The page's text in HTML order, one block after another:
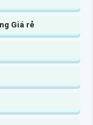
Giá rẻ